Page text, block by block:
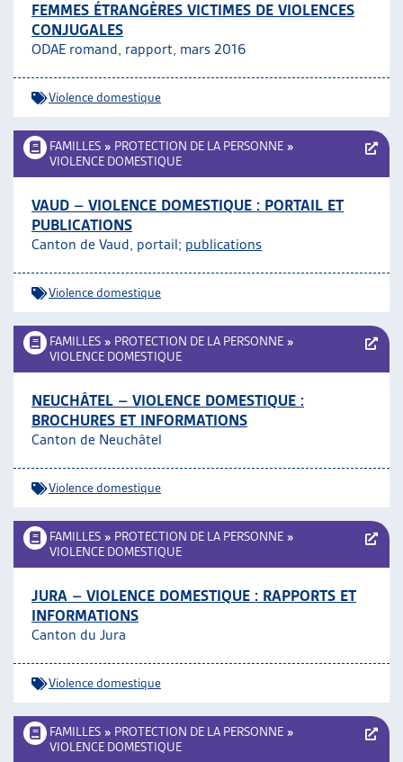
FEMMES ÉTRANGÈRES VICTIMES DE VIOLENCES
CONJUGALES
ODAE romand, rapport, mars 2016
Violence domestique
FAMILLES » PROTECTION DE LA PERSONNE »
VIOLENCE DOMESTIQUE
VAUD – VIOLENCE DOMESTIQUE : PORTAIL ET
PUBLICATIONS
Canton de Vaud, portail; publications
Violence domestique
FAMILLES » PROTECTION DE LA PERSONNE »
VIOLENCE DOMESTIQUE
NEUCHÂTEL – VIOLENCE DOMESTIQUE :
BROCHURES ET INFORMATIONS
Canton de Neuchâtel
Violence domestique
FAMILLES » PROTECTION DE LA PERSONNE »
VIOLENCE DOMESTIQUE
JURA – VIOLENCE DOMESTIQUE : RAPPORTS ET
INFORMATIONS
Canton du Jura
Violence domestique
FAMILLES » PROTECTION DE LA PERSONNE »
VIOLENCE DOMESTIQUE